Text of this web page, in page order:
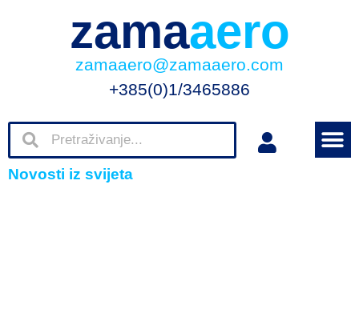
zamaaero
zamaaero@zamaaero.com
+385(0)1/3465886
Novosti iz svijeta